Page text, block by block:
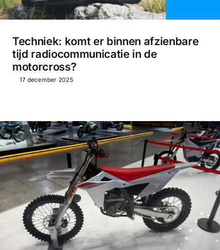
Techniek: komt er binnen afzienbare
tijd radiocommunicatie in de
motorcross?
17 december 2025